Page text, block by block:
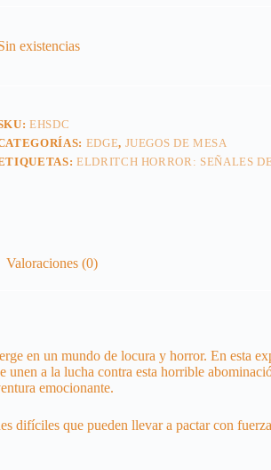
existencias
EHSDC
EDGE, JUEGOS DE MESA
ELDRITCH HORROR: SEÑALES
Valoraciones (0)
en un mundo de locura y horror. En esta
a la lucha contra esta horrible
emocionante.
que pueden llevar a pactar con